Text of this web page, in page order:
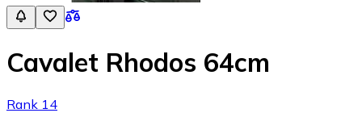
Cavalet Rhodos 64cm
Rank 14